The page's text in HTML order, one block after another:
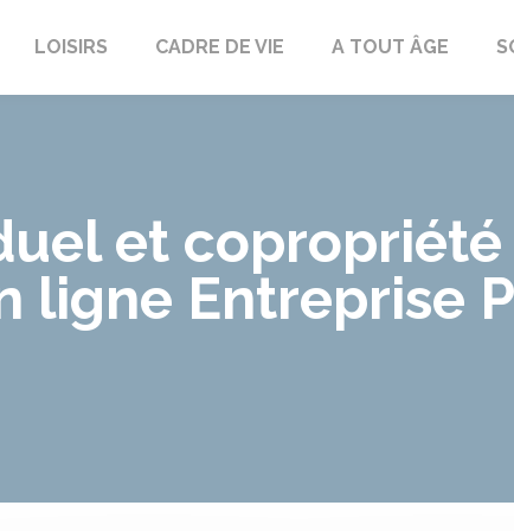
LOISIRS CADRE DE VIE A TOUT ÂGE
et
ligne Entreprise